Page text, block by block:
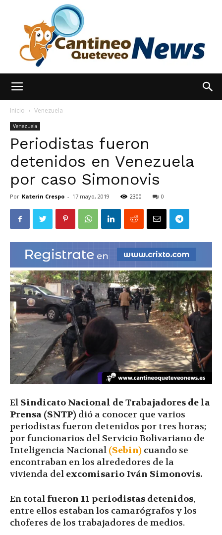
Noticias
hoy
|
Ultima
Hora
Inicio Venezuela
Venezuela
Periodistas fueron
detenidos en Venezuela
por caso Simonovis
Por Katerin Crespo - 17 mayo, 2019 2300 0
El Sindicato Nacional de Trabajadores de la
Prensa (SNTP) dió a conocer que varios
periodistas fueron detenidos por tres horas;
por funcionarios del Servicio Bolivariano de
Inteligencia Nacional (Sebin) cuando se
encontraban en los alrededores de la
vivienda del excomisario Iván Simonovis.
En total fueron 11 periodistas detenidos,
entre ellos estaban los camarógrafos y los
choferes de los trabajadores de medios.